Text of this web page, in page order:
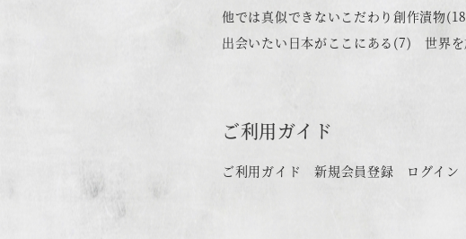
他では真似できないこだわり創作漬物
出会いたい日本がここにある (7) 世界
ご利用ガイド
ご利用ガイド 新規会員登録 ログイン